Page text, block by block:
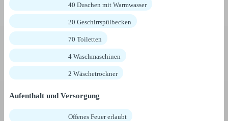
40 Duschen mit Warmwasser
20 Geschirrspülbecken
70 Toiletten
4 Waschmaschinen
2 Wäschetrockner
Aufenthalt und Versorgung
Offenes Feuer erlaubt